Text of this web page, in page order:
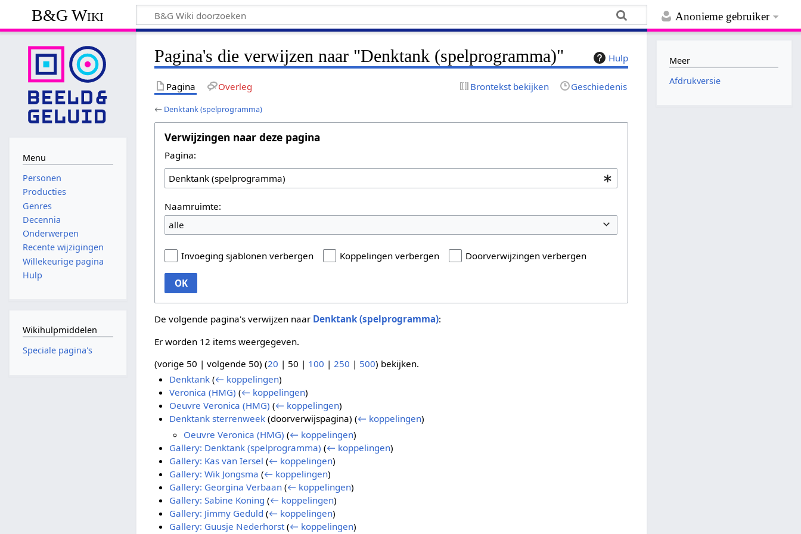
Anonieme gebruiker
B&G Wiki
Hulp
Pagina's die verwijzen naar "Denktank (spelprogramma)"
Pagina Overleg Brontekst bekijken Geschiedenis
← Denktank (spelprogramma)
Verwijzingen naar deze pagina
Pagina:
Naamruimte:
alle
Invoeging sjablonen verbergen Koppelingen verbergen Doorverwijzingen verbergen
OK
De volgende pagina's verwijzen naar Denktank (spelprogramma):
Er worden 12 items weergegeven.
(vorige 50 |volgende 50) (20 | 50 | 100 | 250 | 500) bekijken.
Denktank (← koppelingen)
Veronica (HMG) (← koppelingen)
Oeuvre Veronica (HMG) (← koppelingen)
Denktank sterrenweek(doorverwijspagina) (← koppelingen)
Oeuvre Veronica (HMG) (← koppelingen)
Gallery: Denktank (spelprogramma) (← koppelingen)
Gallery: Kas van Iersel (← koppelingen)
Gallery: Wik Jongsma (← koppelingen)
Gallery: Georgina Verbaan (← koppelingen)
Gallery: Sabine Koning (← koppelingen)
Gallery: Jimmy Geduld (← koppelingen)
Gallery: Guusje Nederhorst (← koppelingen)
Menu
Personen
Producties
Genres
Decennia
Onderwerpen
Recente wijzigingen
Willekeurige pagina
Hulp
Wikihulpmiddelen
Speciale pagina's
Meer
Afdrukversie